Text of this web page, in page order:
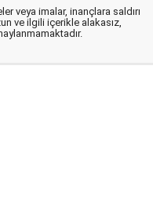
veya imalar, inançlara saldırı
ve ilgili içerikle alakasız,